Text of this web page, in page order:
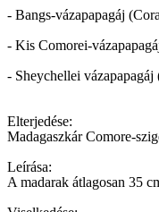
- Bangs-vázapapagáj
- Kis Comorei-
- Sheychellei
Elterjedése:
Madagaszkár Comore-
Leírása:
A madarak átlagosan 35